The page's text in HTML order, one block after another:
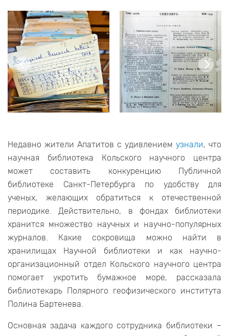
Недавно жители Апатитов с удивлением узнали, что
научная библиотека Кольского научного центра
может составить конкуренцию Публичной
библиотеке Санкт-Петербурга по удобству для
ученых, желающих обратиться к отечественной
периодике. Действительно, в фондах библиотеки
хранится множество научных и научно-популярных
журналов. Какие сокровища можно найти в
хранилищах Научной библиотеки и как научно-
организационный отдел Кольского научного центра
помогает укротить бумажное море, рассказала
библиотекарь Полярного геофизического института
Полина Бартенева.
Основная задача каждого сотрудника библиотеки –